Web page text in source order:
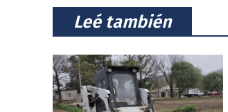
⠀Leé también⠀